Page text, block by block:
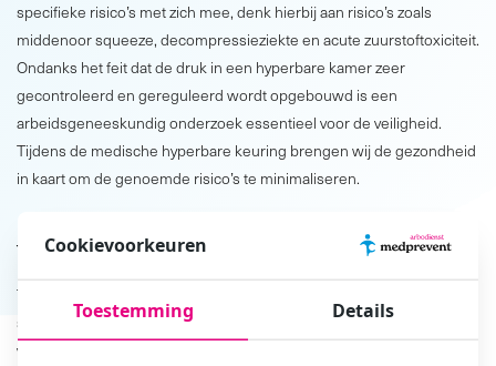
specifieke risico’s met zich mee, denk hierbij aan risico’s zoals
middenoor squeeze, decompressieziekte en acute zuurstoftoxiciteit.
Ondanks het feit dat de druk in een hyperbare kamer zeer
gecontroleerd en gereguleerd wordt opgebouwd is een
arbeidsgeneeskundig onderzoek essentieel voor de veiligheid.
Tijdens de medische hyperbare keuring brengen wij de gezondheid
in kaart om de genoemde risico’s te minimaliseren.
Waar bestaat een hyperbare keuringuit?
Tijdens de hyperbare keuring onderzoeken wij of de werknemer in
staat is om de werkzaamheden onder verhoogde druk veilig uit te
voeren.
Cookievoorkeuren
Toestemming Details